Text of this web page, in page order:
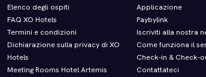
Elenco degli ospiti
FAQ XO Hotels
Termini e condizioni
Dichiarazione sulla privacy di XO
Hotels
Meeting Rooms Hotel Artemis
Applicazione
Paybylink
Iscriviti alla nostra
Come funziona il
Check‑in &
Contattateci